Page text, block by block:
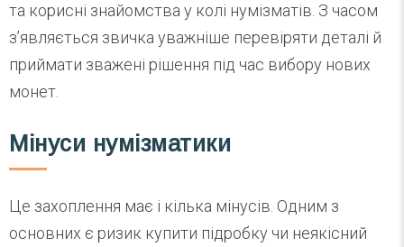
та корисні знайомства у колі нумізматів. З часом
з’являється звичка уважніше перевіряти деталі й
приймати зважені рішення під час вибору нових
монет.
Мінуси нумізматики
Це захоплення має і кілька мінусів. Одним з
основних є ризик купити підробку чи неякісний